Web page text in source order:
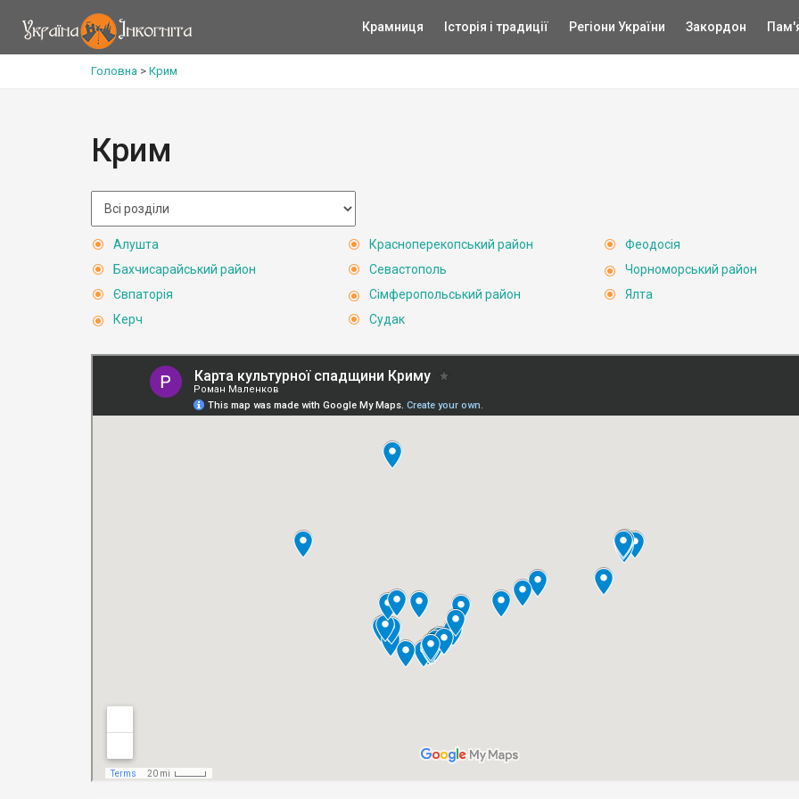
Крамниця Історія і традиції Регіони України Закордон
Головна > Крим
Крим
Алушта
Бахчисарайський район
Євпаторія
Керч
Красноперекопський район
Севастополь
Сімферопольський район
Судак
Феодосія
Чорноморський район
Ялта